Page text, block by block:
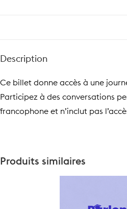
Description
Ce billet donne accès à une
Participez à des conversations
francophone et n’inclut pas
Produits similaires